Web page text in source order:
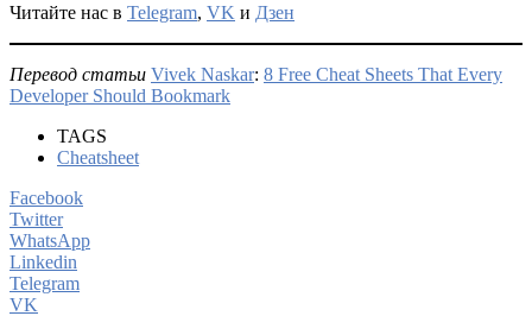
Читайте нас в Telegram, VK и Дзен
Перевод статьи Vivek Naskar: 8 Free Cheat Sheets That Every
Developer Should Bookmark
TAGS
Cheatsheet
Facebook
Twitter
WhatsApp
Linkedin
Telegram
VK